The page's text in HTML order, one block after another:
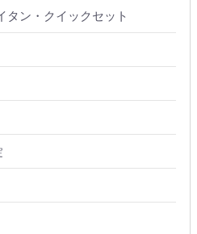
タン・クイックセット
シル)
ー
ダー
ンダー
ンダー
ンダー
ダー
戸錠
ムロック